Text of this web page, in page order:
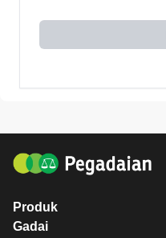
Produk
Gadai